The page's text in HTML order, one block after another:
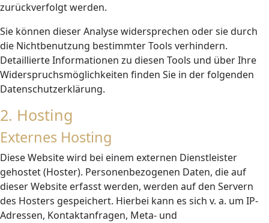
zurückverfolgt werden.
Sie können dieser Analyse widersprechen oder sie durch
die Nichtbenutzung bestimmter Tools verhindern.
Detaillierte Informationen zu diesen Tools und über Ihre
Widerspruchsmöglichkeiten finden Sie in der folgenden
Datenschutzerklärung.
2. Hosting
Externes Hosting
Diese Website wird bei einem externen Dienstleister
gehostet (Hoster). Personenbezogenen Daten, die auf
dieser Website erfasst werden, werden auf den Servern
des Hosters gespeichert. Hierbei kann es sich v. a. um IP-
Adressen, Kontaktanfragen, Meta- und